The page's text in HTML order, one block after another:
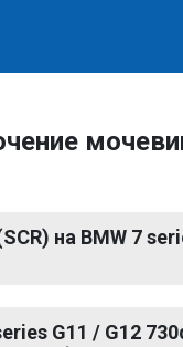
на BMW 7
G11 / G12